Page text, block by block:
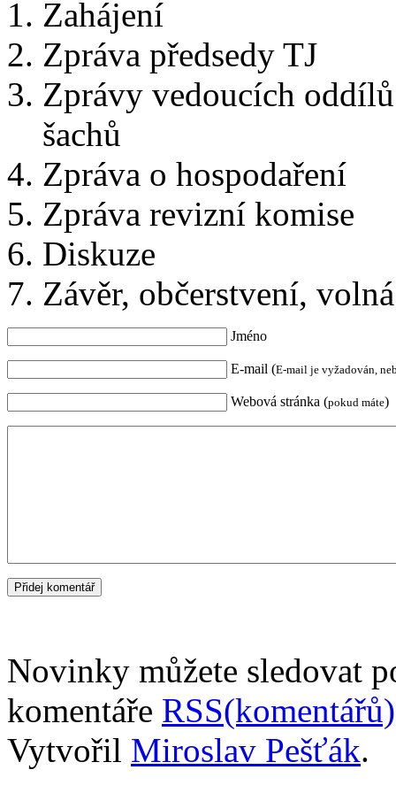
Zahájení
Zpráva předsedy TJ
Zprávy vedoucích
šachů
Zpráva o hospodaření
Zpráva revizní komise
Diskuze
Závěr, občerstvení,
Jméno
E-mail (E-mail je vyžadován,
Webová stránka (pokud máte)
Novinky můžete sledovat
komentáře RSS(komentářů)
Vytvořil Miroslav Pešťák.